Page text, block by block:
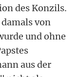
des Konzils.
von
und ohne
aus der